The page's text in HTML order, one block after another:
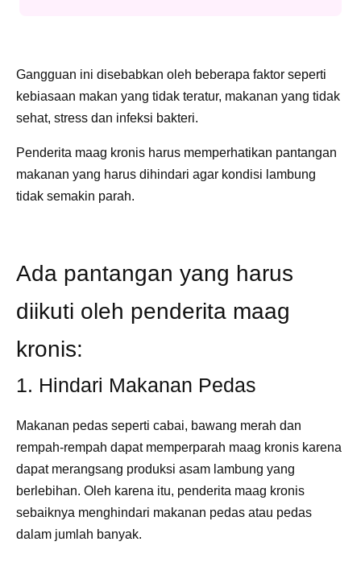
Gangguan ini disebabkan oleh beberapa faktor seperti
kebiasaan makan yang tidak teratur, makanan yang tidak
sehat, stress dan infeksi bakteri.
Penderita maag kronis harus memperhatikan pantangan
makanan yang harus dihindari agar kondisi lambung
tidak semakin parah.
Ada pantangan yang harus
diikuti oleh penderita maag
kronis:
1. Hindari Makanan Pedas
Makanan pedas seperti cabai, bawang merah dan
rempah-rempah dapat memperparah maag kronis karena
dapat merangsang produksi asam lambung yang
berlebihan. Oleh karena itu, penderita maag kronis
sebaiknya menghindari makanan pedas atau pedas
dalam jumlah banyak.